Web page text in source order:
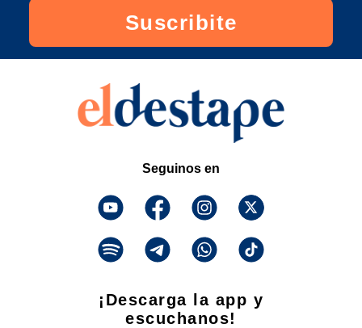
Suscribite
Seguinos en
¡Descarga la app y
escuchanos!